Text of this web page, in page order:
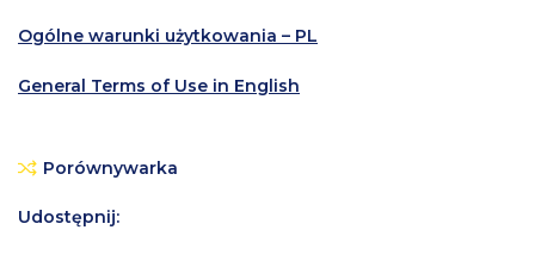
Ogólne warunki użytkowania – PL
General Terms of Use in English
Porównywarka
Udostępnij: